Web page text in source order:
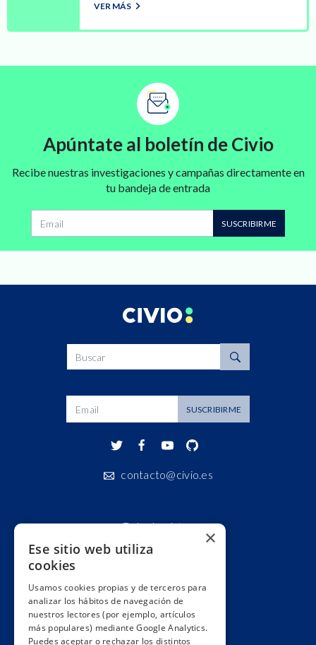
VER MÁS
Apúntate al boletín de Civio
Recibe nuestras investigaciones y campañas directamente en
tu bandeja de entrada
SUSCRIBIRME
SUSCRIBIRME
contacto@civio.es
Todos los datos
Áreas
Sobre Civio Datos
Contacto
Condiciones de uso
×
Ese sitio web utiliza
cookies
Usamos cookies propias y de terceros para
analizar los hábitos de navegación de
nuestros lectores (por ejemplo, artículos
más populares) mediante Google Analytics.
Puedes aceptar o rechazar los distintos